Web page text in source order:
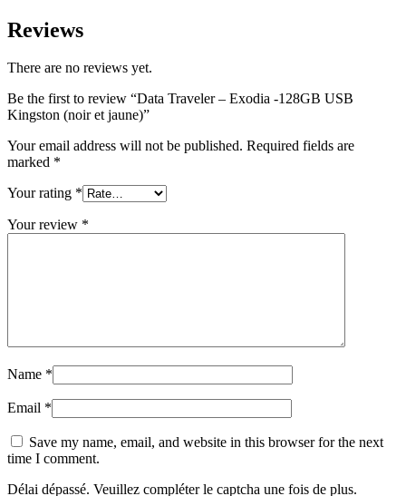
Reviews
There are no reviews yet.
Be the first to review “Data Traveler – Exodia -128GB USB
Kingston (noir et jaune)”
Your email address will not be published. Required fields are
marked *
Your rating *
Your review *
Name *
Email *
Save my name, email, and website in this browser for the next
time I comment.
Délai dépassé. Veuillez compléter le captcha une fois de plus.